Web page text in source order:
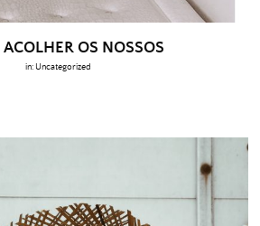
ACOLHER OS NOSSOS
in: Uncategorized